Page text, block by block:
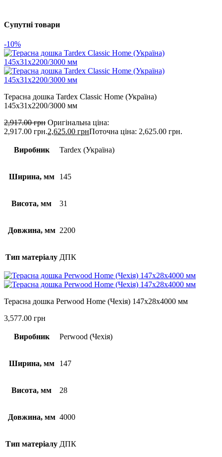
Супутні товари
-10%
Терасна дошка Tardex Classic Home (Україна)
145х31х2200/3000 мм
2,917.00грн Оригінальна ціна:
2,917.00 грн.2,625.00 грнПоточна ціна: 2,625.00 грн.
Виробник Tardex (Україна)
Ширина, мм 145
Висота, мм 31
Довжина, мм 2200
Тип матеріалу ДПК
Терасна дошка Perwood Home (Чехія) 147х28х4000 мм
3,577.00 грн
Виробник Perwood (Чехія)
Ширина, мм 147
Висота, мм 28
Довжина, мм 4000
Тип матеріалу ДПК